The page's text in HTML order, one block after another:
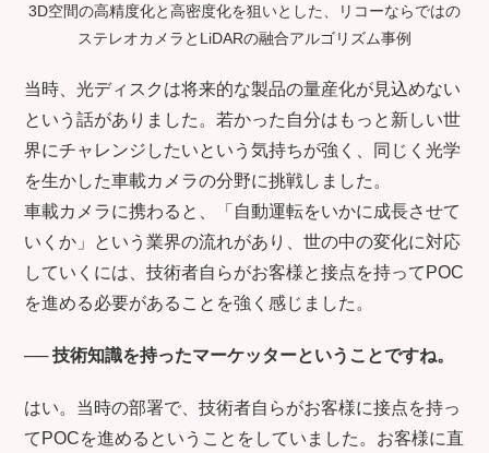
3D空間の高精度化と高密度化を狙いとした、リコーならではの
ステレオカメラとLiDARの融合アルゴリズム事例
当時、光ディスクは将来的な製品の量産化が見込めない
という話がありました。若かった自分はもっと新しい世
界にチャレンジしたいという気持ちが強く、同じく光学
を生かした車載カメラの分野に挑戦しました。
車載カメラに携わると、「自動運転をいかに成長させて
いくか」という業界の流れがあり、世の中の変化に対応
していくには、技術者自らがお客様と接点を持ってPOC
を進める必要があることを強く感じました。
──技術知識を持ったマーケッターということですね。
はい。当時の部署で、技術者自らがお客様に接点を持っ
てPOCを進めるということをしていました。お客様に直